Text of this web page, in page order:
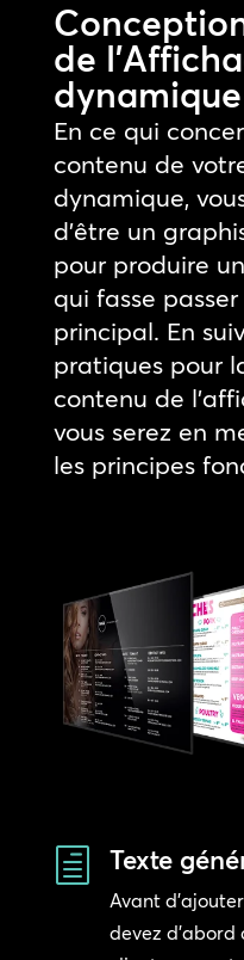
de
dynamique
En ce qui
contenu de
dynamique,
d’être un
pour produire
qui fasse
principal. En
pratiques pour
contenu de
vous serez en
les principes
h Texte
Avant
devez